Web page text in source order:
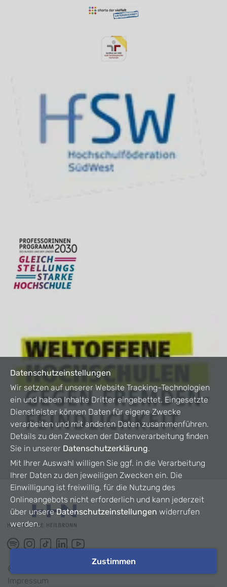
©
Impressum
Datenschutzeinstellungen
Wir setzen auf unserer Website Tracking-Technologien
ein und haben Inhalte Dritter eingebettet. Eingesetzte
Dienstleister können Daten für eigene Zwecke
verarbeiten und mit anderen Daten zusammenführen.
Details zu den Zwecken der Datenverarbeitung finden
Sie in unserer Datenschutzerklärung.
Mit Ihrer Auswahl willigen Sie ggf. in die Verarbeitung
Ihrer Daten zu den jeweiligen Zwecken ein. Die
Einwilligung ist freiwillig, für die Nutzung des
Onlineangebots nicht erforderlich und kann jederzeit
über unsereDatenschutzeinstellungen widerrufen
werden.
Zustimmen